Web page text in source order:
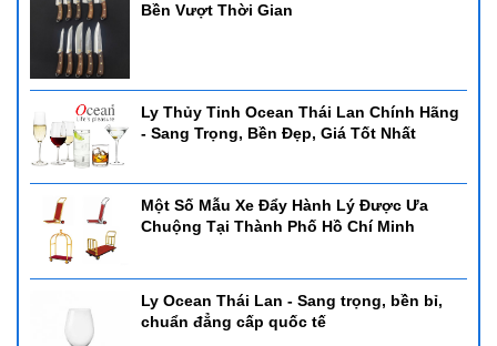
Bền Vượt Thời Gian
Ly Thủy Tinh Ocean Thái Lan Chính Hãng
- Sang Trọng, Bền Đẹp, Giá Tốt Nhất
Một Số Mẫu Xe Đẩy Hành Lý Được Ưa
Chuộng Tại Thành Phố Hồ Chí Minh
Ly Ocean Thái Lan - Sang trọng, bền bỉ,
chuẩn đẳng cấp quốc tế